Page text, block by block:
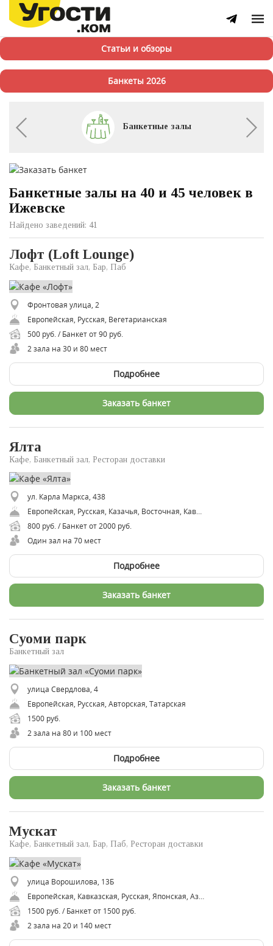
Статьи и обзоры
Банкеты 2026
Банкетные залы
Банкетные залы на 40 и 45 человек в
Ижевске
Найдено заведений: 41
Лофт (Loft Lounge)
Кафе, Банкетный зал, Бар, Паб
Фронтовая улица, 2
Европейская, Русская, ​Вегетарианская
500 руб. / Банкет от 90 руб.
2 зала на 30 и 80 мест
Подробнее
Заказать банкет
Ялта
Кафе, Банкетный зал, Ресторан доставки
ул. Карла Маркса, 438
Европейская, Русская, Казачья, Восточная, Кавказская, Грузинская
800 руб. / Банкет от 2000 руб.
Один зал на 70 мест
Подробнее
Заказать банкет
Суоми парк
Банкетный зал
улица Свердлова, 4
Европейская, Русская, Авторская, Татарская
1500 руб.
2 зала на 80 и 100 мест
Подробнее
Заказать банкет
Мускат
Кафе, Банкетный зал, Бар, Паб, Ресторан доставки
улица Ворошилова, 13Б
1500 руб. / Банкет от 1500 руб.
2 зала на 20 и 140 мест